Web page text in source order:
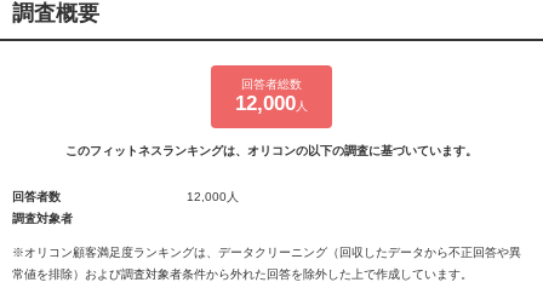
調査概要
回答者総数
12,000 人
このフィットネスランキングは、オリコンの以下の調査に基づいています。
回答者数
12,000人
調査対象者
※オリコン顧客満足度ランキングは、データクリーニング（回収したデータから不正回答や異
常値を排除）および調査対象者条件から外れた回答を除外した上で作成しています。